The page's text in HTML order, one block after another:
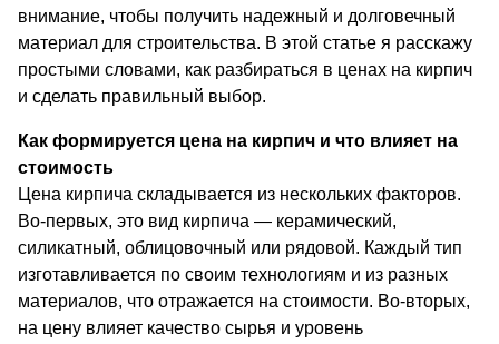
внимание, чтобы получить надежный и долговечный
материал для строительства. В этой статье я расскажу
простыми словами, как разбираться в ценах на кирпич
и сделать правильный выбор.
Как формируется цена на кирпич и что влияет на
стоимость
Цена кирпича складывается из нескольких факторов.
Во-первых, это вид кирпича — керамический,
силикатный, облицовочный или рядовой. Каждый тип
изготавливается по своим технологиям и из разных
материалов, что отражается на стоимости. Во-вторых,
на цену влияет качество сырья и уровень